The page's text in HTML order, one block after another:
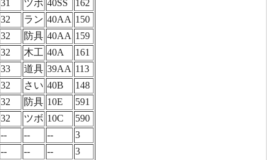
31 ツボ 40SS
162
32 ラン 40AA 150
32 防具 40AA 159
32 木工 40A
161
33 道具 39AA 113
32 さい 40B
148
32 防具 10E
591
32 ツボ 10C
590
-- -- --
3
-- -- --
3